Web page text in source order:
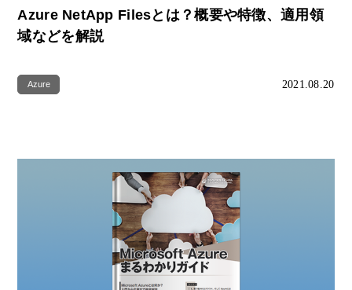
Azure NetApp Filesとは？概要や特徴、適用領
域などを解説
Azure 2021.08.20